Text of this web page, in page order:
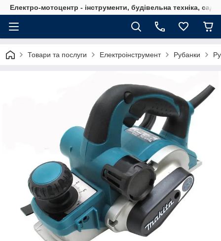
Електро-мотоцентр - інструменти, будівельна техніка,
Товари та послуги Електроінструмент Рубанки